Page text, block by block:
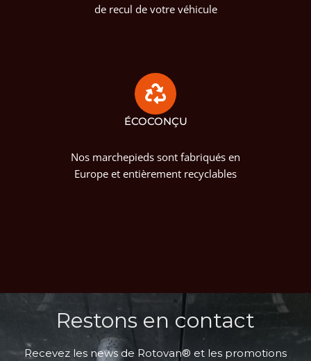
de recul de votre véhicule
ÉCOCONÇU
Nos marchepieds sont fabriqués en
Europe et entièrement recyclables
Restons en contact
Recevez les news de Rotovan® et les promotions